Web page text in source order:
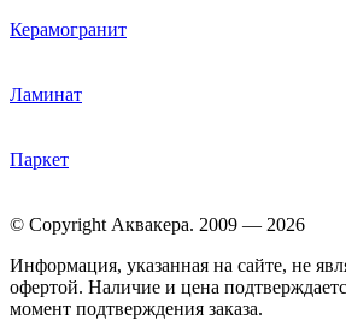
Керамогранит
Ламинат
Паркет
© Copyright Аквакера. 2009 — 2026
Информация, указанная на сайте, не
офертой. Наличие и цена
момент подтверждения заказа.